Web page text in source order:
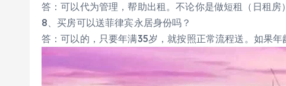
答：可以代为管理，帮助出租。不论你是做短租（日租房
8、买房可以送菲律宾永居身份吗？
答：可以的，只要年满35岁，就按照正常流程送。如果